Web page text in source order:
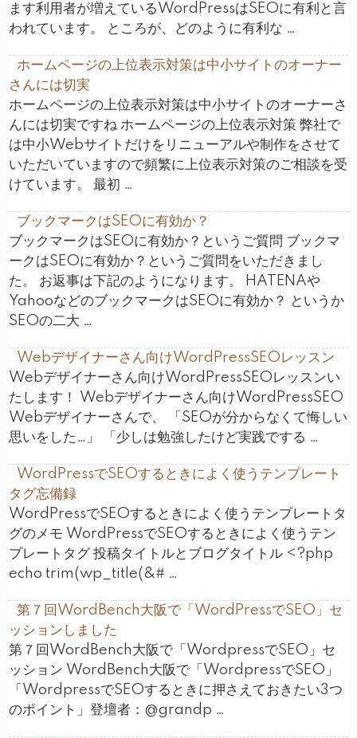
ます利用者が増えているWordPressはSEOに有利と言
われています。 ところが、どのように有利な …
ホームページの上位表示対策は中小サイトのオーナー
さんには切実
ホームページの上位表示対策は中小サイトのオーナーさ
んには切実ですね ホームページの上位表示対策 弊社で
は中小Webサイトだけをリニューアルや制作をさせて
いただいていますので頻繁に上位表示対策のご相談を受
けています。 最初 …
ブックマークはSEOに有効か？
ブックマークはSEOに有効か？というご質問 ブックマ
ークはSEOに有効か？というご質問をいただきまし
た。 お返事は下記のようになります。 HATENAや
YahooなどのブックマークはSEOに有効か？ というか
SEOの二大 …
Webデザイナーさん向けWordPressSEOレッスン
Webデザイナーさん向けWordPressSEOレッスンい
たします！ Webデザイナーさん向けWordPressSEO
Webデザイナーさんで、 「SEOが分からなくて悔しい
思いをした…」 「少しは勉強したけど実践でする …
WordPressでSEOするときによく使うテンプレート
タグ忘備録
WordPressでSEOするときによく使うテンプレートタ
グのメモ WordPressでSEOするときによく使うテン
プレートタグ 投稿タイトルとブログタイトル <?php
echo trim(wp_title(&# …
第７回WordBench大阪で「WordPressでSEO」セ
ッションしました
第７回WordBench大阪で「WordpressでSEO」セ
ッション WordBench大阪で「WordpressでSEO」
「WordpressでSEOするときに押さえておきたい3つ
のポイント」登壇者：@grandp …